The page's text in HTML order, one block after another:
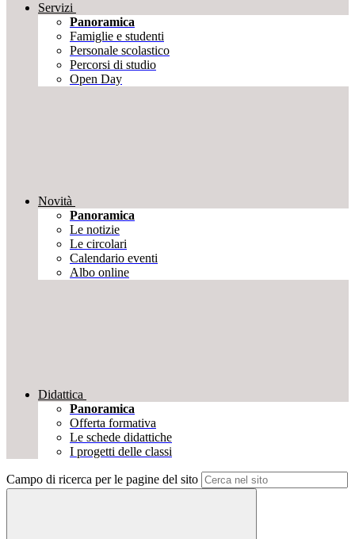
Servizi
Panoramica
Famiglie e studenti
Personale scolastico
Percorsi di studio
Open Day
Novità
Panoramica
Le notizie
Le circolari
Calendario eventi
Albo online
Didattica
Panoramica
Offerta formativa
Le schede didattiche
I progetti delle classi
Campo di ricerca per le pagine del sito